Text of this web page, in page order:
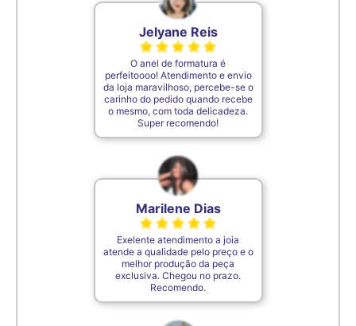
Jelyane Reis
O anel de formatura é
perfeitoooo! Atendimento e envio
da loja maravilhoso, percebe-se o
carinho do pedido quando recebe
o mesmo, com toda delicadeza.
Super recomendo!
Marilene Dias
Exelente atendimento a joia
atende a qualidade pelo preço e o
melhor produção da peça
exclusiva. Chegou no prazo.
Recomendo.